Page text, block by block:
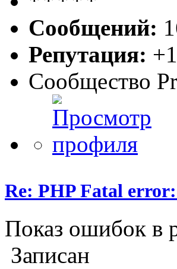
Сообщений:
Репутация:
Сообщество
Re: PHP Fatal
Показ ошибок в
Записан